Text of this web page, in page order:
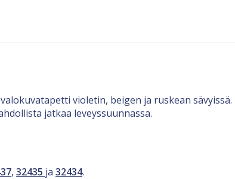
violetin, beigen ja ruskean sävyissä.
jatkaa leveyssuunnassa.
, 32435 ja 32434.